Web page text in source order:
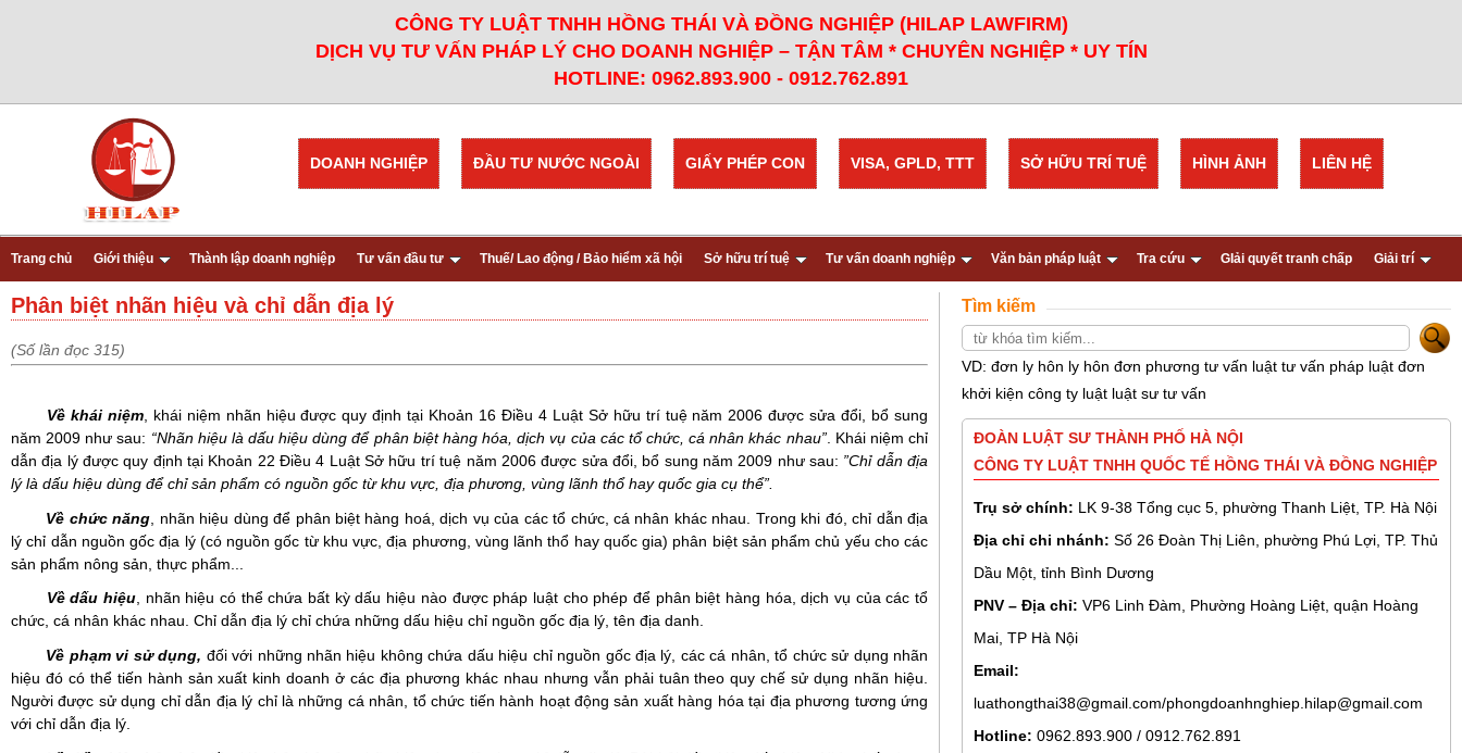
CÔNG TY LUẬT TNHH HỒNG THÁI VÀ ĐỒNG NGHIỆP (HILAP LAWFIRM)
DỊCH VỤ TƯ VẤN PHÁP LÝ CHO DOANH NGHIỆP – TẬN TÂM * CHUYÊN NGHIỆP * UY TÍN
HOTLINE: 0962.893.900 - 0912.762.891
LIÊN HỆ
HÌNH ẢNH
SỞ HỮU TRÍ TUỆ
VISA, GPLD, TTT
GIẤY PHÉP CON
ĐẦU TƯ NƯỚC NGOÀI
DOANH NGHIỆP
Trang chủ Giới thiệu Thành lập doanh nghiệp Tư vấn đầu tư Thuế/ Lao động / Bảo hiểm xã hội Sở hữu trí tuệ Tư vấn doanh nghiệp Văn bản pháp luật Tra cứu GIải quyết tranh chấp Giải trí
Phân biệt nhãn hiệu và chỉ dẫn địa lý
(Số lần đọc 315)
Về khái niệm,
khái niệm nhãn hiệu được quy định tại Khoản 16 Điều 4 Luật Sở hữu trí tuệ năm 2006 được sửa đổi, bổ sung
năm 2009 như sau: “Nhãn hiệu là dấu hiệu dùng để phân biệt hàng hóa, dịch vụ của các tổ chức, cá nhân khác nhau”. Khái niệm chỉ
dẫn địa lý được quy định tại Khoản 22 Điều 4 Luật Sở hữu trí tuệ năm 2006 được sửa đổi, bổ sung năm 2009 như sau: ”Chỉ dẫn địa
lý là dấu hiệu dùng để chỉ sản phẩm có nguồn gốc từ khu vực, địa phương, vùng lãnh thổ hay quốc gia cụ thể”.
Về chức năng , nhãn hiệu dùng để phân biệt hàng hoá, dịch vụ của các tổ chức, cá nhân khác nhau. Trong khi đó, chỉ dẫn địa
lý chỉ dẫn nguồn gốc địa lý (có nguồn gốc từ khu vực, địa phương, vùng lãnh thổ hay quốc gia) phân biệt sản phẩm chủ yếu cho các
sản phẩm nông sản, thực phẩm...
Về dấu hiệu, nhãn hiệu có thể chứa bất kỳ dấu hiệu nào được pháp luật cho phép để phân biệt hàng hóa, dịch vụ của các tổ
chức, cá nhân khác nhau. Chỉ dẫn địa lý chỉ chứa những dấu hiệu chỉ nguồn gốc địa lý, tên địa danh.
Về phạm vi sử dụng, đối với những nhãn hiệu không chứa dấu hiệu chỉ nguồn gốc địa lý, các cá nhân, tổ chức sử dụng nhãn
hiệu đó có thể tiến hành sản xuất kinh doanh ở các địa phương khác nhau nhưng vẫn phải tuân theo quy chế sử dụng nhãn hiệu.
Người được sử dụng chỉ dẫn địa lý chỉ là những cá nhân, tổ chức tiến hành hoạt động sản xuất hàng hóa tại địa phương tương ứng
với chỉ dẫn địa lý.
Tìm kiếm
VD: đơn ly hôn ly hôn đơn phương tư vấn luật tư vấn pháp luật đơn
khởi kiện công ty luật luật sư tư vấn
ĐOÀN LUẬT SƯ THÀNH PHỐ HÀ NỘI
CÔNG TY LUẬT TNHH QUỐC TẾ HỒNG THÁI VÀ ĐỒNG NGHIỆP
Trụ sở chính: LK 9-38 Tổng cục 5, phường Thanh Liệt, TP. Hà Nội
Địa chỉ chi nhánh: Số 26 Đoàn Thị Liên, phường Phú Lợi, TP. Thủ
Dầu Một, tỉnh Bình Dương
PNV – Địa chỉ: VP6 Linh Đàm, Phường Hoàng Liệt, quận Hoàng
Mai, TP Hà Nội
Email:
luathongthai38@gmail.com/phongdoanhnghiep.hilap@gmail.com
Hotline: 0962.893.900 / 0912.762.891